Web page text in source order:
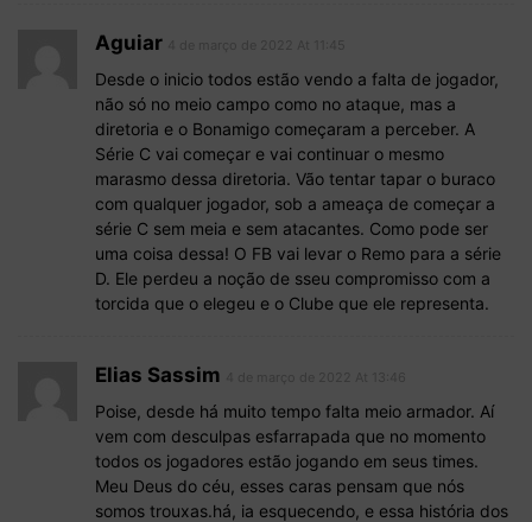
Aguiar
Desde o inicio todos estão vendo a falta de jogador,
não só no meio campo como no ataque, mas a
diretoria e o Bonamigo começaram a perceber. A
Série C vai começar e vai continuar o mesmo
marasmo dessa diretoria. Vão tentar tapar o buraco
com qualquer jogador, sob a ameaça de começar a
série C sem meia e sem atacantes. Como pode ser
uma coisa dessa! O FB vai levar o Remo para a série
D. Ele perdeu a noção de sseu compromisso com a
torcida que o elegeu e o Clube que ele representa.
Elias Sassim
Poise, desde há muito tempo falta meio armador. Aí
vem com desculpas esfarrapada que no momento
todos os jogadores estão jogando em seus times.
Meu Deus do céu, esses caras pensam que nós
somos trouxas.há, ia esquecendo, e essa história dos